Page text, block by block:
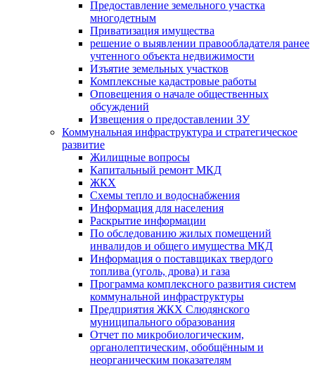
Предоставление земельного участка
многодетным
Приватизация имущества
решение о выявлении правообладателя ранее
учтенного объекта недвижимости
Изъятие земельных участков
Комплексные кадастровые работы
Оповещения о начале общественных
обсуждений
Извещения о предоставлении ЗУ
Коммунальная инфраструктура и стратегическое
развитие
Жилищные вопросы
Капитальный ремонт МКД
ЖКХ
Схемы тепло и водоснабжения
Информация для населения
Раскрытие информации
По обследованию жилых помещений
инвалидов и общего имущества МКД
Информация о поставщиках твердого
топлива (уголь, дрова) и газа
Программа комплексного развития систем
коммунальной инфраструктуры
Предприятия ЖКХ Слюдянского
муниципального образования
Отчет по микробиологическим,
органолептическим, обобщённым и
неорганическим показателям